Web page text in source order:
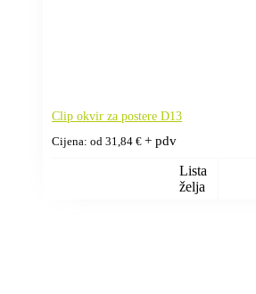
Clip okvir za postere D13
Cijena: od 31,84 € + pdv
Lista
želja